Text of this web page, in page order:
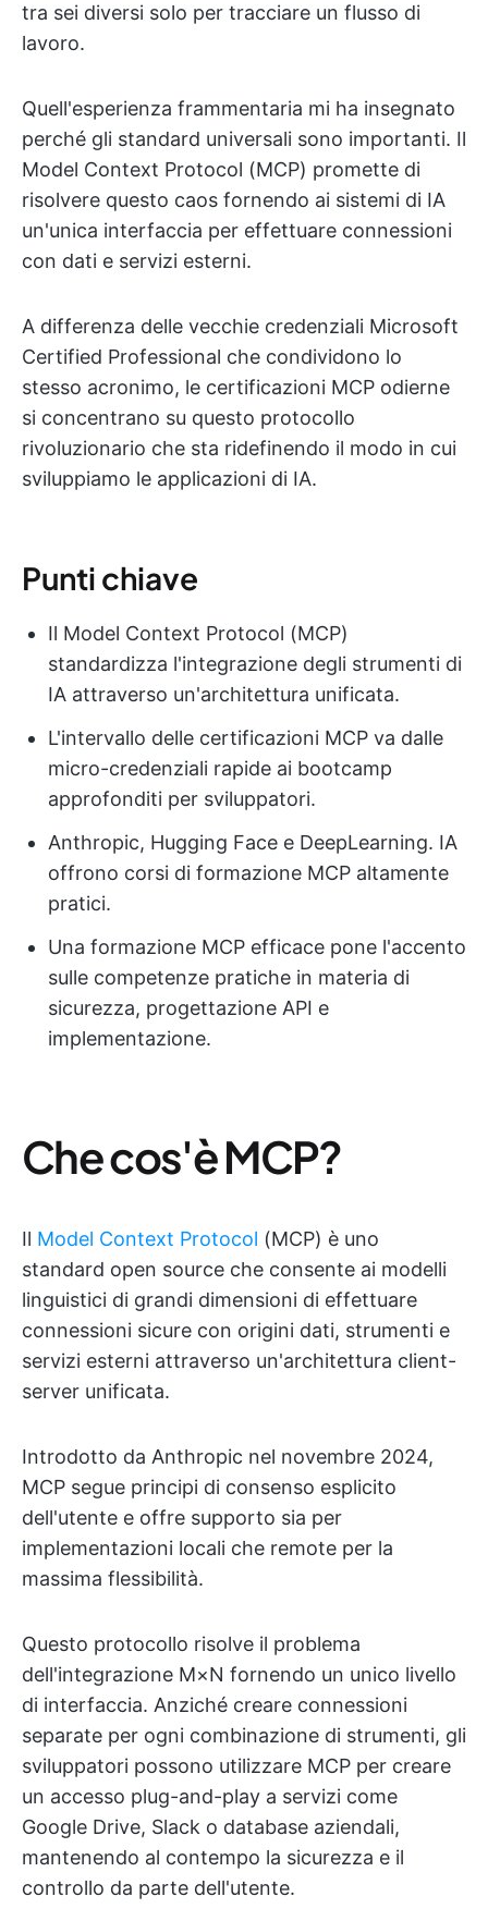
tra sei diversi solo per tracciare un flusso di
lavoro.
Quell'esperienza frammentaria mi ha insegnato
perché gli standard universali sono importanti. Il
Model Context Protocol (MCP) promette di
risolvere questo caos fornendo ai sistemi di IA
un'unica interfaccia per effettuare connessioni
con dati e servizi esterni.
A differenza delle vecchie credenziali Microsoft
Certified Professional che condividono lo
stesso acronimo, le certificazioni MCP odierne
si concentrano su questo protocollo
rivoluzionario che sta ridefinendo il modo in cui
sviluppiamo le applicazioni di IA.
Punti chiave
Il Model Context Protocol (MCP)
standardizza l'integrazione degli strumenti di
IA attraverso un'architettura unificata.
L'intervallo delle certificazioni MCP va dalle
micro-credenziali rapide ai bootcamp
approfonditi per sviluppatori.
Anthropic, Hugging Face e DeepLearning. IA
offrono corsi di formazione MCP altamente
pratici.
Una formazione MCP efficace pone l'accento
sulle competenze pratiche in materia di
sicurezza, progettazione API e
implementazione.
Che cos'è MCP?
Il Model Context Protocol (MCP) è uno
standard open source che consente ai modelli
linguistici di grandi dimensioni di effettuare
connessioni sicure con origini dati, strumenti e
servizi esterni attraverso un'architettura client-
server unificata.
Introdotto da Anthropic nel novembre 2024,
MCP segue principi di consenso esplicito
dell'utente e offre supporto sia per
implementazioni locali che remote per la
massima flessibilità.
Questo protocollo risolve il problema
dell'integrazione M×N fornendo un unico livello
di interfaccia. Anziché creare connessioni
separate per ogni combinazione di strumenti, gli
sviluppatori possono utilizzare MCP per creare
un accesso plug-and-play a servizi come
Google Drive, Slack o database aziendali,
mantenendo al contempo la sicurezza e il
controllo da parte dell'utente.